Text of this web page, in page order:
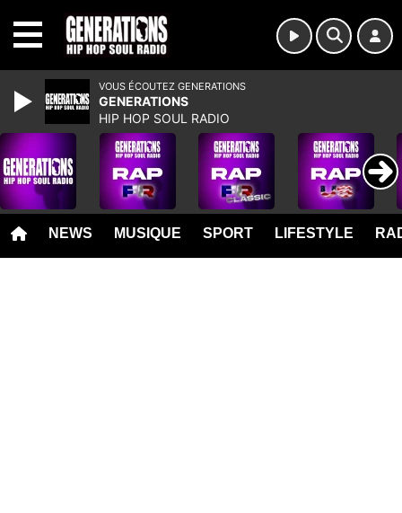
NEWS MUSIQUE SPORT LIFESTYLE
VOUS ÉCOUTEZ GENERATIONS
GENERATIONS
HIP HOP SOUL RADIO